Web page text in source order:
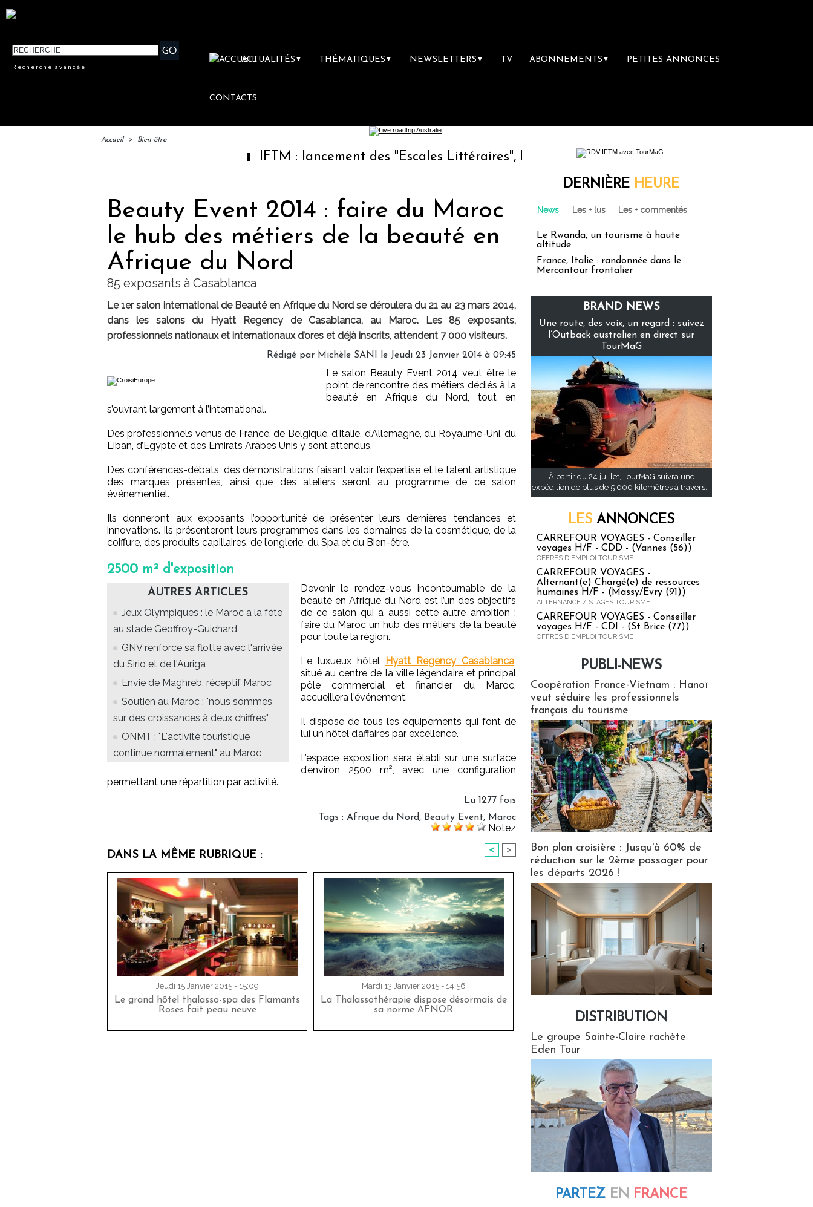
Recherche avancée
ACTUALITÉS ▼ THÉMATIQUES ▼ NEWSLETTERS ▼ TV ABONNEMENTS ▼ PETITES ANNONCES
CONTACTS
Accueil > Bien-être
IFTM : lancement des "Escales Littéraires", la première librairie du voyage
Beauty Event 2014 : faire du Maroc
le hub des métiers de la beauté en
Afrique du Nord
85 exposants à Casablanca
Le 1er salon international de Beauté en Afrique du Nord se déroulera du 21 au 23 mars 2014,
dans les salons du Hyatt Regency de Casablanca, au Maroc. Les 85 exposants,
professionnels nationaux et internationaux d’ores et déjà inscrits, attendent 7 000 visiteurs.
Rédigé par Michèle SANI le Jeudi 23 Janvier 2014 à 09:45
Le salon Beauty Event 2014 veut être le
point de rencontre des métiers dédiés à la
beauté en Afrique du Nord, tout en
s’ouvrant largement à l’international.
Des professionnels venus de France, de Belgique, d’Italie, d’Allemagne, du Royaume-Uni, du
Liban, d’Egypte et des Emirats Arabes Unis y sont attendus.
Des conférences-débats, des démonstrations faisant valoir l’expertise et le talent artistique
des marques présentes, ainsi que des ateliers seront au programme de ce salon
événementiel.
Ils donneront aux exposants l’opportunité de présenter leurs dernières tendances et
innovations. Ils présenteront leurs programmes dans les domaines de la cosmétique, de la
coiffure, des produits capillaires, de l’onglerie, du Spa et du Bien-être.
2500 m² d'exposition
AUTRES ARTICLES
Jeux Olympiques : le Maroc à la fête
au stade Geoffroy-Guichard
GNV renforce sa flotte avec l'arrivée
du Sirio et de l'Auriga
Envie de Maghreb, réceptif Maroc
Soutien au Maroc : "nous sommes
sur des croissances à deux chiffres"
ONMT : "L'activité touristique
continue normalement" au Maroc
Devenir le rendez-vous incontournable de la
beauté en Afrique du Nord est l’un des objectifs
de ce salon qui a aussi cette autre ambition :
faire du Maroc un hub des métiers de la beauté
pour toute la région.
Le luxueux hôtel Hyatt Regency Casablanca,
situé au centre de la ville légendaire et principal
pôle commercial et financier du Maroc,
accueillera l'événement.
Il dispose de tous les équipements qui font de
lui un hôtel d’affaires par excellence.
L’espace exposition sera établi sur une surface
d’environ 2500 m², avec une configuration
permettant une répartition par activité.
Lu 1277 fois
Tags : Afrique du Nord, Beauty Event, Maroc
Notez
DANS LA MÊME RUBRIQUE : < >
Jeudi 15 Janvier 2015 - 15:09
Le grand hôtel thalasso-spa des Flamants
Roses fait peau neuve
Mardi 13 Janvier 2015 - 14:56
La Thalassothérapie dispose désormais de
sa norme AFNOR
DERNIÈRE HEURE
News Les + lus Les + commentés
Le Rwanda, un tourisme à haute
altitude
France, Italie : randonnée dans le
Mercantour frontalier
BRAND NEWS
Une route, des voix, un regard : suivez
l’Outback australien en direct sur
TourMaG
À partir du 24 juillet, TourMaG suivra une
expédition de plus de 5 000 kilomètres à travers...
LES ANNONCES
CARREFOUR VOYAGES - Conseiller
voyages H/F - CDD - (Vannes (56))
OFFRES D'EMPLOI TOURISME
CARREFOUR VOYAGES -
Alternant(e) Chargé(e) de ressources
humaines H/F - (Massy/Evry (91))
ALTERNANCE / STAGES TOURISME
CARREFOUR VOYAGES - Conseiller
voyages H/F - CDI - (St Brice (77))
OFFRES D'EMPLOI TOURISME
PUBLI-NEWS
Coopération France-Vietnam : Hanoï
veut séduire les professionnels
français du tourisme
Bon plan croisière : Jusqu'à 60% de
réduction sur le 2ème passager pour
les départs 2026 !
DISTRIBUTION
Le groupe Sainte-Claire rachète
Eden Tour
PARTEZ EN FRANCE